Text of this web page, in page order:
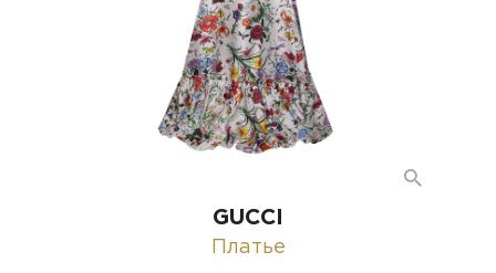
GUCCI
Платье